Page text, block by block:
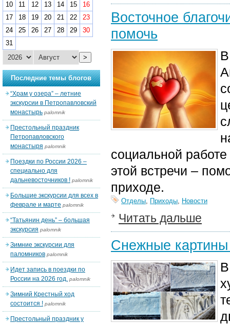
Восточное
помочь
социальной
этой встречи –
приходе.
Отделы, Приходы, Новости
Читать дальше
Снежные
10
11 12 13 14 15
16
17
18 19 20 21 22
23
24
25 26 27 28 29
30
31
>
Последние темы блогов
“Храм у озера” – летние
экскурсии в Петропавловский
монастырь palomnik
Престольный праздник
Петропавловского
монастыря palomnik
Поездки по России 2026 –
специально для
дальневосточников ! palomnik
Большие экскурсии для всех в
феврале и марте palomnik
“Татьянин день” – большая
экскурсия palomnik
Зимние экскурсии для
паломников palomnik
Идет запись в поездки по
России на 2026 год. palomnik
Зимний Крестный ход
состоится ! palomnik
Престольный праздник у